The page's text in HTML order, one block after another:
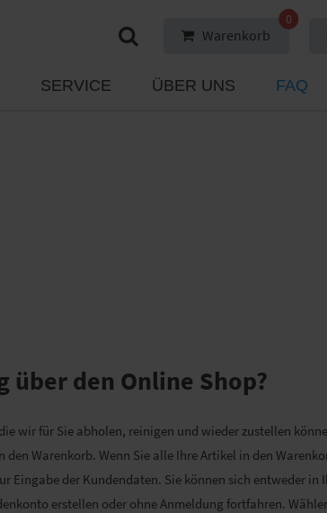
Warenkorb
0
SERVICE ÜBER UNS FAQ
den Online Shop?
wir für Sie abholen, reinigen und wieder zustellen
Warenkorb. Wenn Sie alle Ihre Artikel in den
Eingabe der Kundendaten. Sie können sich entweder in
erstellen oder ohne Anmeldung fortfahren.